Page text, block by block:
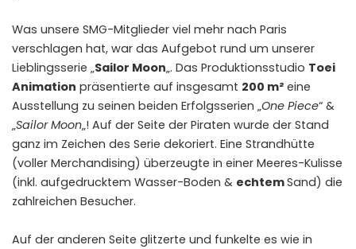
Was unsere SMG-Mitglieder viel mehr nach Paris
verschlagen hat, war das Aufgebot rund um unserer
Lieblingsserie „Sailor Moon„. Das Produktionsstudio Toei
Animation präsentierte auf insgesamt 200 m² eine
Ausstellung zu seinen beiden Erfolgsserien „One Piece“ &
„Sailor Moon„! Auf der Seite der Piraten wurde der Stand
ganz im Zeichen des Serie dekoriert. Eine Strandhütte
(voller Merchandising) überzeugte in einer Meeres-Kulisse
(inkl. aufgedrucktem Wasser-Boden & echtemSand) die
zahlreichen Besucher.
Auf der anderen Seite glitzerte und funkelte es wie in